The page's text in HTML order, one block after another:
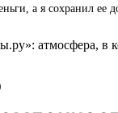
а я сохранил ее